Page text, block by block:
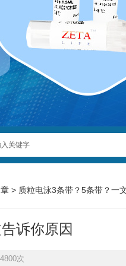
> 质粒电泳3条带？5条带？一
诉你原因
次